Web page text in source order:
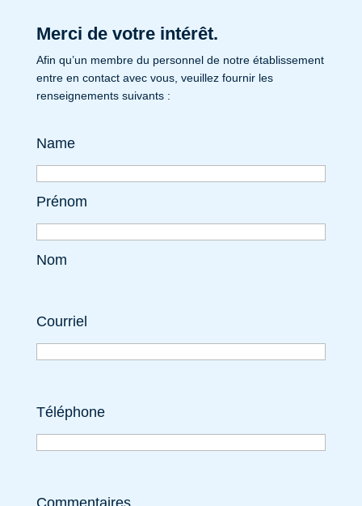
Merci de votre intérêt.
Afin qu’un membre du personnel de notre établissement
entre en contact avec vous, veuillez fournir les
renseignements suivants :
Name
Prénom
Nom
Courriel
Téléphone
Commentaires